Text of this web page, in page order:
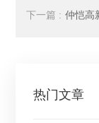
下一篇 : 仲恺高
热门文章